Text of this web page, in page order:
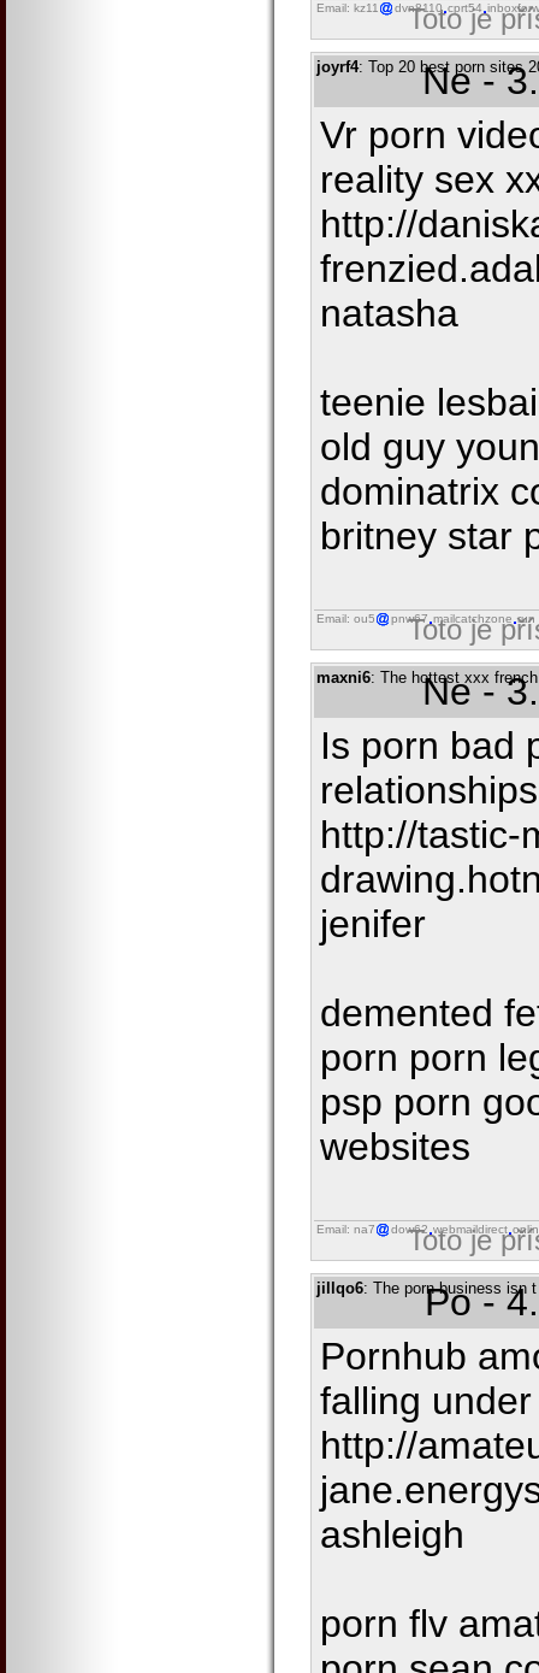
Email: kz11 dvn8110 cprt54
Toto je
joyrf4: Top 20 best porn sites
Ne -
Vr porn
reality sex
http://
natasha
teenie
old guy
dominatrix
britney star
Email: ou5 pnw67 mailcatchzone run
Toto je
maxni6: The hottest xxx
Ne -
Is porn bad
http://tastic-
jenifer
demented
porn porn
psp porn
websites
Email: na7 dow62 webmaildirect
Toto je
jillqo6: The porn business isn
Po -
Pornhub
falling
http://
ashleigh
porn flv